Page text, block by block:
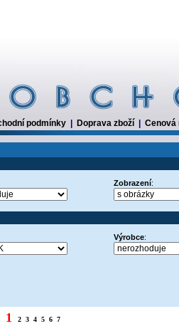
podmínky Doprava zboží Cenová
Zobrazení:
Výrobce:
1 2 3 4 5 6 7